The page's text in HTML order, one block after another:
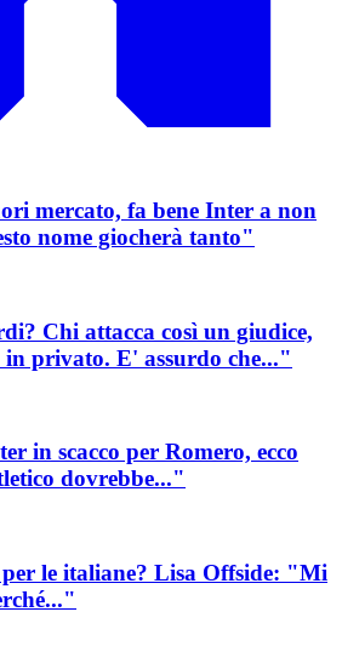
mercato, fa bene Inter a non
nome giocherà tanto"
Chi attacca così un giudice,
in privato. E' assurdo che..."
in scacco per Romero, ecco
dovrebbe..."
le italiane? Lisa Offside: "Mi